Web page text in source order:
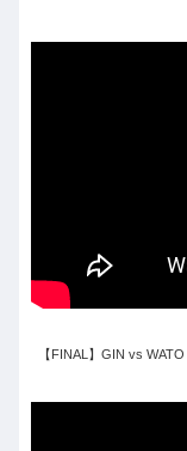
【FINAL】GIN vs WATO